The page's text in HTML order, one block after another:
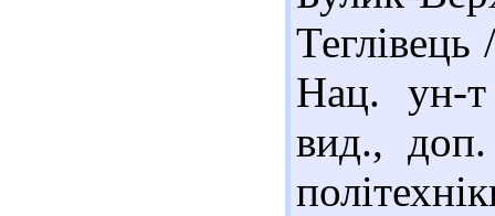
Нац. ун-т
вид.,